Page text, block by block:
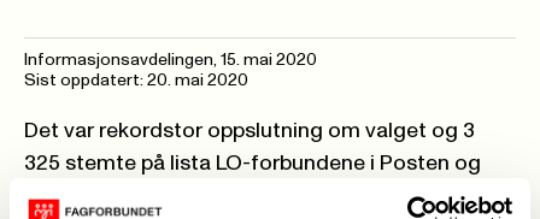
Informasjonsavdelingen, 15. mai 2020
Sist oppdatert: 20. mai 2020
Det var rekordstor oppslutning om valget og 3
325 stemte på lista LO-forbundene i Posten og
Bring, de to andre listene fikk til sammen 353